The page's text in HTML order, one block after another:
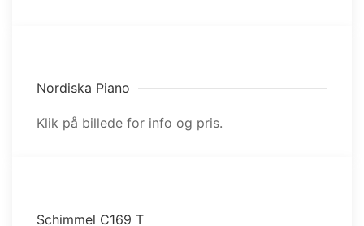
Nordiska Piano
Klik på billede for info og pris.
Schimmel C169 T